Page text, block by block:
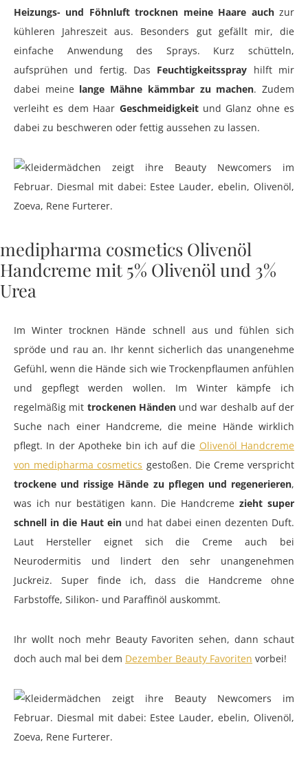
Heizungs- und Föhnluft trocknen meine Haare auchzur
kühleren Jahreszeit aus. Besonders gut gefällt mir, die
einfache Anwendung des Sprays. Kurz schütteln,
aufsprühen und fertig. Das Feuchtigkeitsspray hilft mir
dabei meine lange Mähne kämmbar zu machen. Zudem
verleiht es dem Haar Geschmeidigkeitund Glanz ohne es
dabei zu beschweren oder fettig aussehen zu lassen.
medipharma cosmetics Olivenöl
Handcreme mit 5% Olivenöl und 3%
Urea
Im Winter trocknen Hände schnell aus und fühlen sich
spröde und rau an. Ihr kennt sicherlich das unangenehme
Gefühl, wenn die Hände sich wie Trockenpflaumen anfühlen
und gepflegt werden wollen. Im Winter kämpfe ich
regelmäßig mit trockenen Händenund war deshalb auf der
Suche nach einer Handcreme, die meine Hände wirklich
pflegt. In der Apotheke bin ich auf die Olivenöl Handcreme
von medipharma cosmetics gestoßen. Die Creme verspricht
trockene und rissige Hände zu pflegen und regenerieren,
was ich nur bestätigen kann. Die Handcreme zieht super
schnell in die Haut ein und hat dabei einen dezenten Duft.
Laut Hersteller eignet sich die Creme auch bei
Neurodermitis und lindert den sehr unangenehmen
Juckreiz. Super finde ich, dass die Handcreme ohne
Farbstoffe, Silikon- und Paraffinöl auskommt.
Ihr wollt noch mehr Beauty Favoriten sehen, dann schaut
doch auch mal bei dem Dezember Beauty Favoriten vorbei!